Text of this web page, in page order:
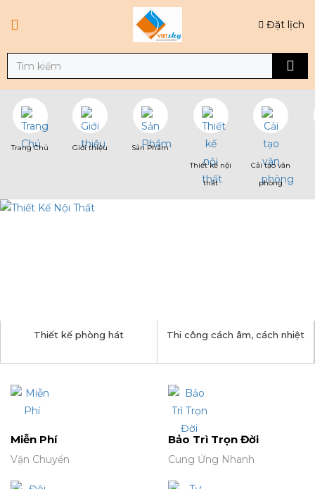
Đặt lịch
Trang Chủ Giới thiệu
Sản Phẩm
Thiết kế nội
thất
Cải tạo văn
phòng
Thiết kế phòng hát Thi công cách âm, cách nhiệt
Miễn Phí
Vận Chuyển
Bảo Trì Trọn Đời
Cung Ứng Nhanh